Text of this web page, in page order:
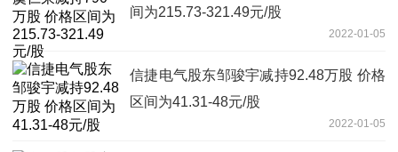
间为215.73-321.49元/股
2022-01-05
信捷电气股东邹骏宇减持92.48万股 价格
区间为41.31-48元/股
2022-01-05